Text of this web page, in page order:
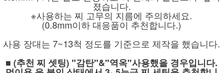
졌습니다.
※사용하는 찌 고무의 지름에 주의하세요.
(0.8mm이하 대응품이 추천합니다.)
사용 장대는 7~13척 정도를 기준으로 제작을 했습니다.
■ (추천 찌 셋팅) "감탄"&"역옥"사용했을 경우입니다.